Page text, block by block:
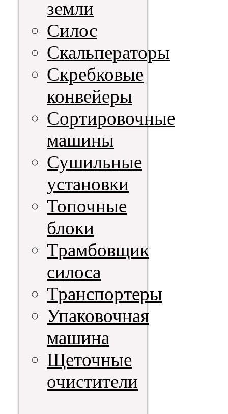
земли
Силос
Скальператоры
Скребковые
конвейеры
Сортировочные
машины
Сушильные
установки
Топочные
блоки
Трамбовщик
силоса
Транспортеры
Упаковочная
машина
Щеточные
очистители